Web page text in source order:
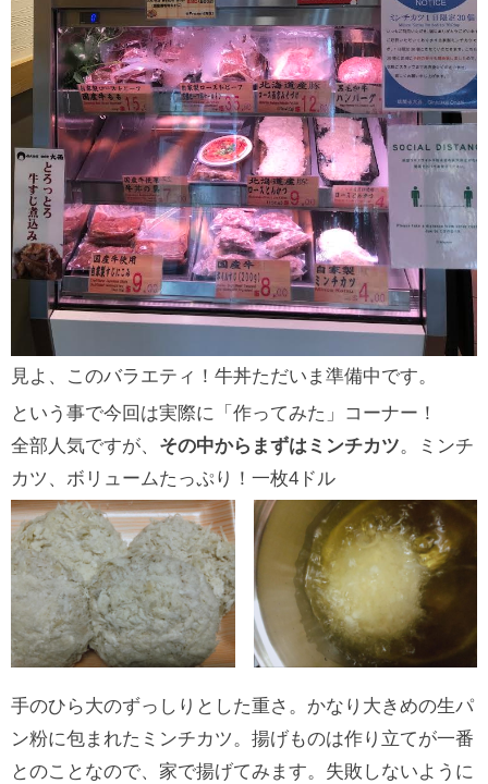
見よ、このバラエティ！牛丼ただいま準備中です。
という事で今回は実際に「作ってみた」コーナー！
全部人気ですが、 その中からまずはミンチカツ。ミンチ
カツ、ボリュームたっぷり！一枚4ドル
手のひら大のずっしりとした重さ。かなり大きめの生パ
ン粉に包まれたミンチカツ。揚げものは作り立てが一番
とのことなので、家で揚げてみます。失敗しないように